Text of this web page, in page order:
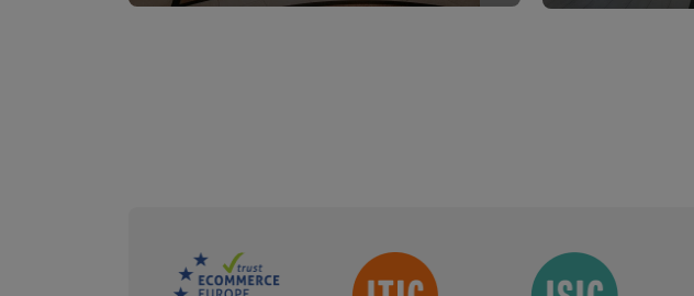
Sdružení